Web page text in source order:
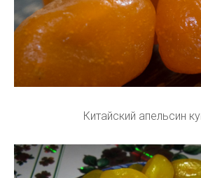
Китайский апельсин